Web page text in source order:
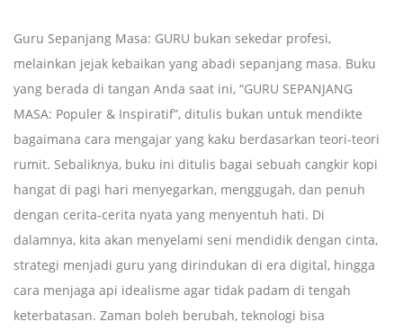
Guru Sepanjang Masa: GURU bukan sekedar profesi,
melainkan jejak kebaikan yang abadi sepanjang masa. Buku
yang berada di tangan Anda saat ini, “GURU SEPANJANG
MASA: Populer & Inspiratif”, ditulis bukan untuk mendikte
bagaimana cara mengajar yang kaku berdasarkan teori-teori
rumit. Sebaliknya, buku ini ditulis bagai sebuah cangkir kopi
hangat di pagi hari menyegarkan, menggugah, dan penuh
dengan cerita-cerita nyata yang menyentuh hati. Di
dalamnya, kita akan menyelami seni mendidik dengan cinta,
strategi menjadi guru yang dirindukan di era digital, hingga
cara menjaga api idealisme agar tidak padam di tengah
keterbatasan. Zaman boleh berubah, teknologi bisa